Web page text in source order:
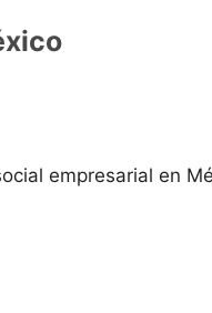
empresarial en